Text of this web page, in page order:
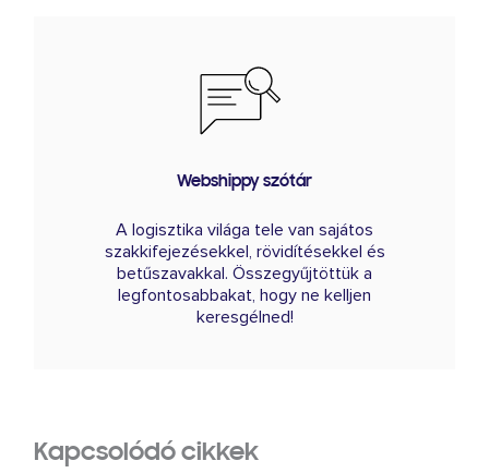
Webshippy szótár
A logisztika világa tele van sajátos
szakkifejezésekkel, rövidítésekkel és
betűszavakkal. Összegyűjtöttük a
legfontosabbakat, hogy ne kelljen
keresgélned!
Kapcsolódó cikkek